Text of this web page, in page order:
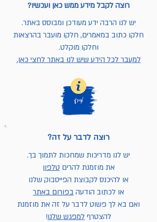
רוצה לקבל מידע ממש כאן ועכשיו?
יש לנו הרבה ידע מעודכן ומבוסס באתר.
חלקו כתוב במאמרים, חלקו מועבר בהרצאות
וחלקו מוקלט.
למעבר לכל הידע שיש לנו באתר לחצי כאן.
רוצה לדבר על זה?
יש לנו מדריכות שמחכות לתמוך בך.
את מוזמנת להרים טלפון
או להיכנס לקבוצת הפייסבוק שלנו
או לכתוב הודעה בפורום באתר
ואם בא לך פשוט לדבר על זה את מוזמנת
להצטרף למפגש שלנו!